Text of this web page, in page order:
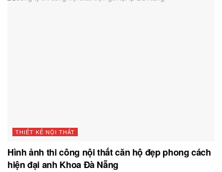
THIẾT KẾ NỘI THẤT
Hình ảnh thi công nội thất căn hộ đẹp phong cách
hiện đại anh Khoa Đà Nẵng